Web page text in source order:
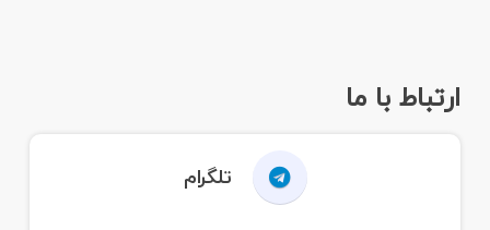
ارتباط با ما
تلگرام